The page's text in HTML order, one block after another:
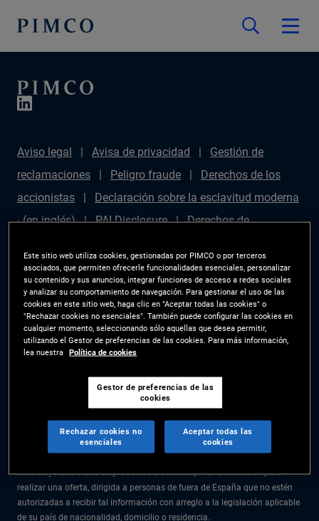
Aviso legal Avisa de privacidad
Gestión de
reclamaciones
Peligro fraude
Derechos de los
accionistas
Declaración sobre la esclavitud moderna
- (en inglés)
PAI Disclosure
Derechos de
preferencias de las cookies
PIMCO ESG Rating
Methodology
La información facilitada en el presente sitio web está destinada
exclusivamente a residentes en España.
título informativo y no debe considerarse asesoramiento en materia de
inversión. Se recomienda a los inversores que reciban asesoramiento
Los productos y servicios están disponibles solo para los residentes en la
constituye una oferta de productos o servicios, ni una invitación para
realizar una oferta, dirigida a personas de fuera de España que no estén
autorizadas a recibir tal información con arreglo a la legislación aplicable
de su país de nacionalidad, domicilio o residencia.
Este sitio web utiliza cookies, gestionadas por PIMCO o por terceros
asociados, que permiten ofrecerle funcionalidades esenciales, personalizar
su contenido y sus anuncios, integrar funciones de acceso a redes sociales
y analizar su comportamiento de navegación. Para gestionar el uso de las
cookies en este sitio web, haga clic en "Aceptar todas las cookies" o
"Rechazar cookies no esenciales". También puede configurar las cookies en
cualquier momento, seleccionando sólo aquellas que desea permitir,
utilizando el Gestor de preferencias de las cookies. Para más información,
lea nuestra Política de cookies
Gestor de preferencias de las
cookies
Rechazar cookies no
esenciales
Aceptar todas las
cookies